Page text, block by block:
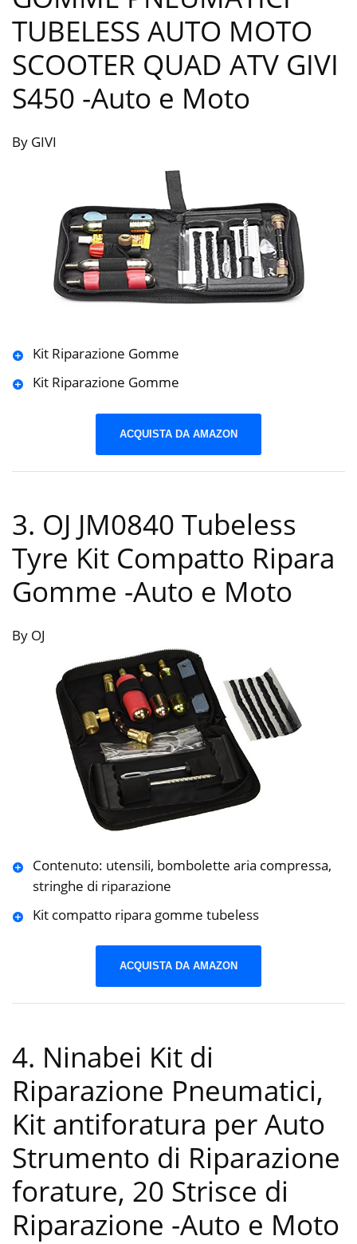
TUBELESS AUTO MOTO
SCOOTER QUAD ATV GIVI
S450 -Auto e Moto
By GIVI
Kit Riparazione Gomme
Kit Riparazione Gomme
ACQUISTA DA AMAZON
3. OJ JM0840 Tubeless
Tyre Kit Compatto Ripara
Gomme -Auto e Moto
By OJ
Contenuto: utensili, bombolette aria compressa,
stringhe di riparazione
Kit compatto ripara gomme tubeless
ACQUISTA DA AMAZON
4. Ninabei Kit di
Riparazione Pneumatici,
Kit antiforatura per Auto
Strumento di Riparazione
forature, 20 Strisce di
Riparazione -Auto e Moto